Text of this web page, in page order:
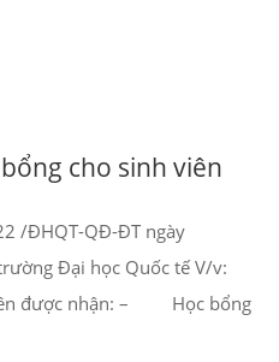
cho sinh viên
/ĐHQT-QĐ-ĐT ngày
Đại học Quốc tế V/v:
được nhận: – Học bổng